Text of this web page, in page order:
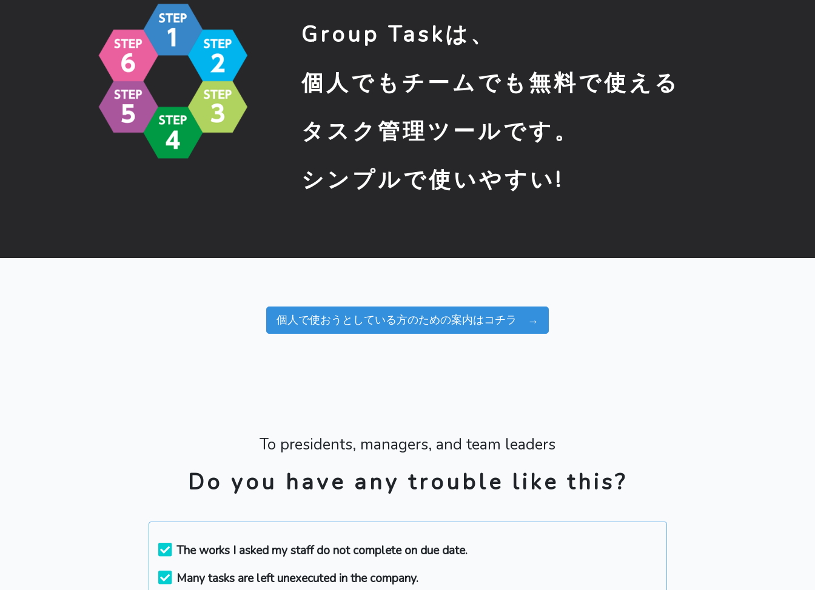
Group Taskは、
個人でもチームでも無料で使える
タスク管理ツールです。
シンプルで使いやすい!
個人で使おうとしている方のための案内はコチラ →
To presidents, managers, and team leaders
Do you have any trouble like this?
The works I asked my staff do not complete on due date.
Many tasks are left unexecuted in the company.